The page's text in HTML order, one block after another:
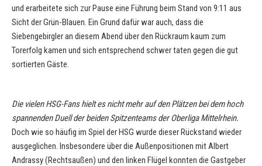
und erarbeitete sich zur Pause eine Führung beim Stand von 9:11 aus
Sicht der Grün-Blauen. Ein Grund dafür war auch, dass die
Siebengebirgler an diesem Abend über den Rückraum kaum zum
Torerfolg kamen und sich entsprechend schwer taten gegen die gut
sortierten Gäste.
Die vielen HSG-Fans hielt es nicht mehr auf den Plätzen bei dem hoch
spannenden Duell der beiden Spitzenteams der Oberliga Mittelrhein.
Doch wie so häufig im Spiel der HSG wurde dieser Rückstand wieder
ausgeglichen. Insbesondere über die Außenpositionen mit Albert
Andrassy (Rechtsaußen) und den linken Flügel konnten die Gastgeber